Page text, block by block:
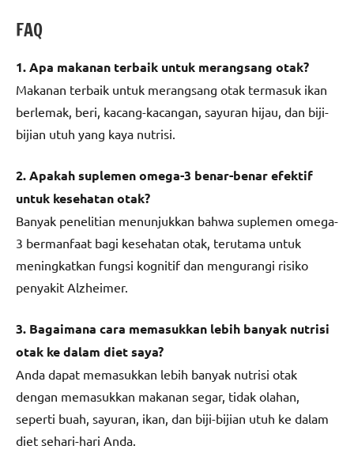
FAQ
1. Apa makanan terbaik untuk merangsang otak?
Makanan terbaik untuk merangsang otak termasuk ikan
berlemak, beri, kacang-kacangan, sayuran hijau, dan biji-
bijian utuh yang kaya nutrisi.
2. Apakah suplemen omega-3 benar-benar efektif
untuk kesehatan otak?
Banyak penelitian menunjukkan bahwa suplemen omega-
3 bermanfaat bagi kesehatan otak, terutama untuk
meningkatkan fungsi kognitif dan mengurangi risiko
penyakit Alzheimer.
3. Bagaimana cara memasukkan lebih banyak nutrisi
otak ke dalam diet saya?
Anda dapat memasukkan lebih banyak nutrisi otak
dengan memasukkan makanan segar, tidak olahan,
seperti buah, sayuran, ikan, dan biji-bijian utuh ke dalam
diet sehari-hari Anda.